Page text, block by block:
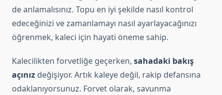
de anlamalısınız. Topu en iyi şekilde nasıl kontrol
edeceğinizi ve zamanlamayı nasıl ayarlayacağınızı
öğrenmek, kaleci için hayati öneme sahip.
Kalecilikten forvetliğe geçerken, sahadaki bakış
açınız değişiyor. Artık kaleye değil, rakip defansına
odaklanıyorsunuz. Forvet olarak, savunma